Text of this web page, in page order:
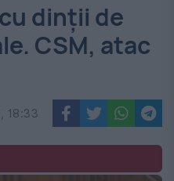
dinții de
CSM, atac
18:33